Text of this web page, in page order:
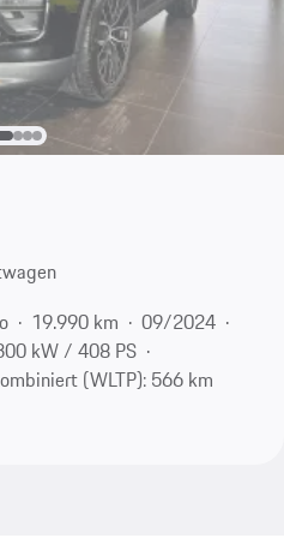
19.990 km
09/2024
kW / 408 PS
(WLTP): 566 km